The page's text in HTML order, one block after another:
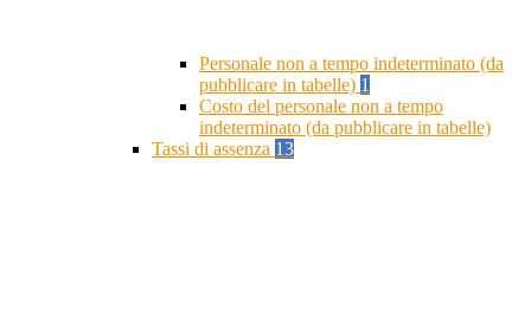
Personale non a tempo indeterminato (da
pubblicare in tabelle) 1
Costo del personale non a tempo
indeterminato (da pubblicare in tabelle)
Tassi di assenza 13